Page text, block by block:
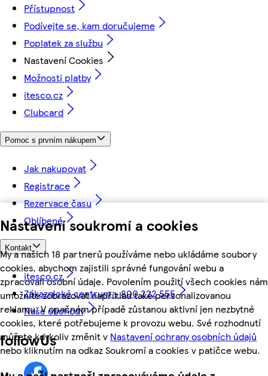
Nastavení soukromí a cookies
My a našich 18 partnerů používáme nebo ukládáme soubory
cookies, abychom zajistili správné fungování webu a
zpracovali osobní údaje. Povolením použití všech cookies nám
umožníte zobrazovat například také personalizovanou
reklamu. V opačném případě zůstanou aktivní jen nezbytné
cookies, které potřebujeme k provozu webu. Své rozhodnutí
můžete kdykoliv změnit v Nastavení ochrany osobních údajů
nebo kliknutím na odkaz Soukromí a cookies v patičce webu.
Přístupnost
Podívejte se, kam doručujeme
Poplatek za službu
Nastavení Cookies
Možnosti platby
itesco.cz
Clubcard
Pomoc s prvním nákupem
Jak nakupovat
Registrace
Rezervace času
Oblíbené
Kontakt
itesco.cz
Zákaznické centrum - 800 222 555
Naše obchody
followUs